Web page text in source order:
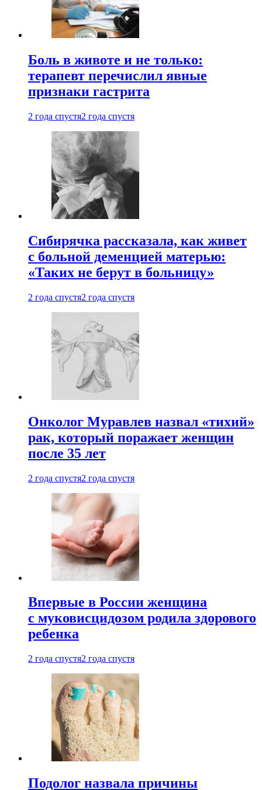
Боль в животе и не только:
терапевт перечислил явные
признаки гастрита
2 года спустя2 года спустя
Сибирячка рассказала, как живет
с больной деменцией матерью:
«Таких не берут в больницу»
2 года спустя2 года спустя
Онколог Муравлев назвал «тихий»
рак, который поражает женщин
после 35 лет
2 года спустя2 года спустя
Впервые в России женщина
с муковисцидозом родила здорового
ребенка
2 года спустя2 года спустя
Подолог назвала причины